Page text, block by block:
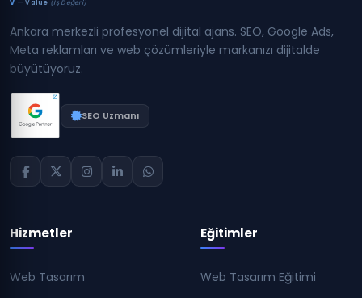
V — Value (İş Değeri)
Ankara merkezli profesyonel dijital ajans. SEO, Google Ads,
Meta reklamları ve web çözümleriyle markanızı dijitalde
büyütüyoruz.
SEO Uzmanı
Hizmetler
Web Tasarım
Eğitimler
Web Tasarım Eğitimi